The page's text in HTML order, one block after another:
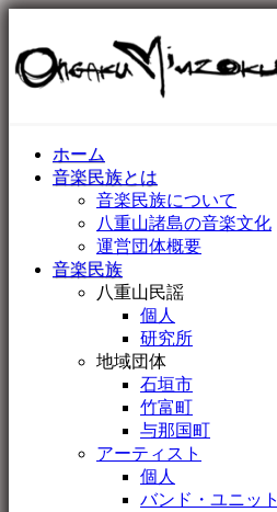
ホーム
音楽民族とは
音楽民族について
八重山諸島の音楽文化
運営団体概要
音楽民族
八重山民謡
個人
研究所
地域団体
石垣市
竹富町
与那国町
アーティスト
個人
バンド・ユニット